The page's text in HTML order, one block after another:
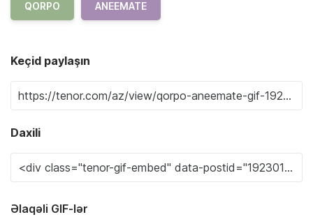
QORPO ANEEMATE
Keçid paylaşın
Daxili
Əlaqəli GIF-lər